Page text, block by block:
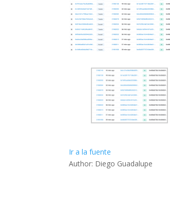
Ir a la fuente
Author: Diego Guadalupe